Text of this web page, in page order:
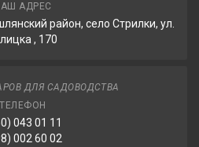
АДРЕС
район, село Стрилки, ул.
, 170
ДЛЯ САДОВОДСТВА
ТЕЛЕФОН
043 01 11
002 60 02